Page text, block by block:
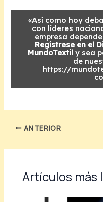
«Así como hoy
con líderes
empresa
Regístrese en el
MundoTextil y sea
de
https://
ANTERIOR
Artículos más